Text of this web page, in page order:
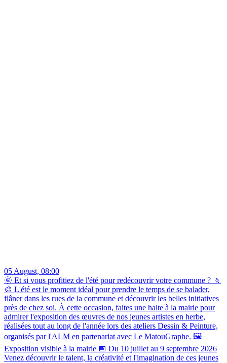
05 August, 08:00
🌞 Et si vous profitiez de l'été pour redécouvrir votre commune ? 🚶
🎨 L'été est le moment idéal pour prendre le temps de se balader,
flâner dans les rues de la commune et découvrir les belles initiatives
près de chez soi. À cette occasion, faites une halte à la mairie pour
admirer l'exposition des œuvres de nos jeunes artistes en herbe,
réalisées tout au long de l'année lors des ateliers Dessin & Peinture,
organisés par l'ALM en partenariat avec Le MatouGraphe. 🖼️
Exposition visible à la mairie 📅 Du 10 juillet au 9 septembre 2026
Venez découvrir le talent, la créativité et l'imagination de ces jeunes